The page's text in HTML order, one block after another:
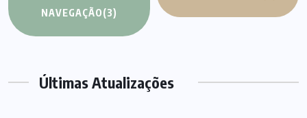
NAVEGAÇÃO(3)
Últimas Atualizações